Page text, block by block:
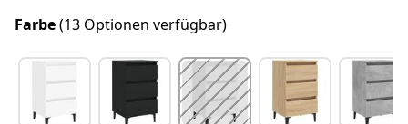
Farbe(13 Optionen verfügbar)